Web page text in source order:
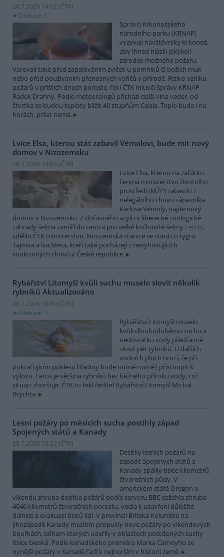
28.7.2026 14:12 (ČTK)
Diskuse: 1
Správci Krkonošského
národního parku (KRNAP)
vyzývají návštěvníky Krkonoš,
aby ihned hlásili jakýkoli
zárodek možného požáru.
Varovali také před zapalováním svíček u pomníků či božích muk
nebo před používáním přenosných vařičů v přírodě. Riziko vzniku
požárů v příštích dnech poroste, řekl ČTK mluvčí Správy KRNAP
Radek Drahný. Podle meteorologů přichází další vlna veder, od
čtvrtka se budou teploty blížit 40 stupňům Celsia. Teplo bude i na
horách, pršet nemá.
Lvice Elsa, kterou stát zabavil Vémolovi, bude mít nový
domov v Nizozemsku
28.7.2026 14:03 (ČTK)
Lvice Elsa, kterou na začátku
června ministerstvo životního
prostředí (MŽP) zabavilo z
nelegálního chovu zápasníka
Karlose Vémoly, najde nový
domov v Nizozemsku. Z dočasného azylu v liberecké zoologické
zahrady šelma zamíří do centra pro velké kočkovité šelmy Felida,
sdělilo ČTK ministerstvo. Nizozemská stanice se stará i o tygra
Tajmira a lva Mera, kteří také pocházejí z nevyhovujících
soukromých chovů v České republice.
Rybářství Litomyšl kvůli suchu muselo slovit několik
rybníků Aktualizováno
28.7.2026 10:40 (ČTK)
Diskuse: 3
Rybářství Litomyšl muselo
kvůli dlouhodobému suchu a
nedostatku vody předčasně
slovit pět rybníků. U dalších
vodních ploch hrozí, že při
pokračujícím poklesu hladiny bude nutné rovněž přistoupit k
výlovu. Letos je většina rybníků bez běžného přítoku vody, což
situaci zhoršuje. ČTK to řekl ředitel Rybářství Litomyšl Michal
Brychta.
Lesní požáry po měsících sucha postihly západ
Spojených států a Kanady
28.7.2026 10:32 (ČTK)
Desítky lesních požárů na
západě Spojených států a
Kanady spálily tisíce kilometrů
čtverečních půdy. V
americkém státě Oregon o
víkendu zhruba desítka požárů podle serveru BBC sežehla zhruba
4046 kilometrů čtverečních porostu, vedla k uzavření důležité
dálnice a evakuaci tisíců lidí. V provincii Britská Kolumbie na
jihozápadě Kanady mezitím propukly nové požáry po víkendových
bouřkách, během kterých udeřily v oblastech postižených suchy
tisíce blesků. Podle kanadského premiéra Marka Carneyho se
nynější požáry v Kanadě řadí k nejhorším v historii země.